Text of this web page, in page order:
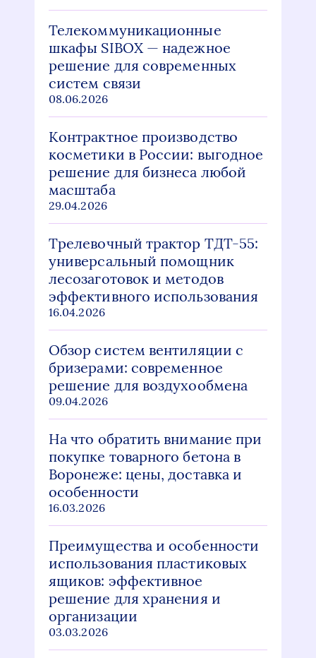
Телекоммуникационные
шкафы SIBOX — надежное
решение для современных
систем связи
08.06.2026
Контрактное производство
косметики в России: выгодное
решение для бизнеса любой
масштаба
29.04.2026
Трелевочный трактор ТДТ-55:
универсальный помощник
лесозаготовок и методов
эффективного использования
16.04.2026
Обзор систем вентиляции с
бризерами: современное
решение для воздухообмена
09.04.2026
На что обратить внимание при
покупке товарного бетона в
Воронеже: цены, доставка и
особенности
16.03.2026
Преимущества и особенности
использования пластиковых
ящиков: эффективное
решение для хранения и
организации
03.03.2026